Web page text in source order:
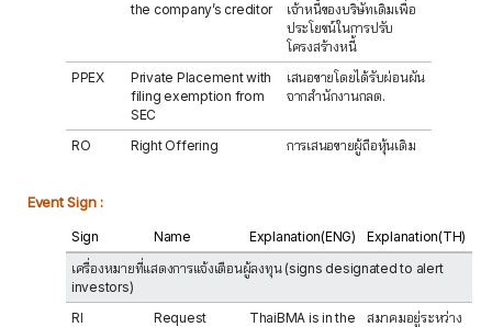
the company’s creditor
เจ้าหนี้ของบริษัทเดิมเพื่อ
ประโยชน์ในการปรับ
โครงสร้างหนี้
PPEX
Private Placement with
filing exemption from
SEC
เสนอขายโดยได้รับผ่อนผัน
จากสำนักงานกลต.
RO Right Offering การเสนอขายผู้ถือหุ้นเดิม
Event Sign :
Sign Name Explanation(ENG)
Explanation(TH)
เครื่องหมายที่แสดงการแจ้งเตือนผู้ลงทุน (signs designated to alert
investors)
RI
Request
ThaiBMA is in the
สมาคมอยู่ระหว่าง